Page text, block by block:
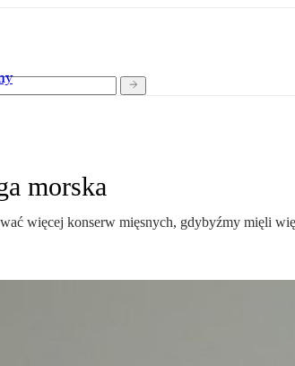
morska
więcej konserw mięsnych, gdybyźmy mięli